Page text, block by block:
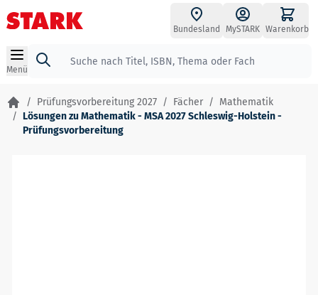
Zum Inhalt springen
Bundesland MySTARK Warenkorb
Menü
Suche
/ Prüfungsvorbereitung 2027 / Fächer / Mathematik
/ Lösungen zu Mathematik - MSA 2027 Schleswig-Holstein -
Prüfungsvorbereitung